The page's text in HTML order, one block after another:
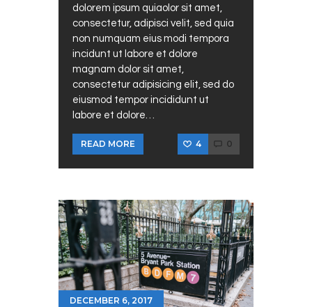
dolorem ipsum quiaolor sit amet,
consectetur, adipisci velit, sed quia
non numquam eius modi tempora
incidunt ut labore et dolore
magnam dolor sit amet,
consectetur adipisicing elit, sed do
eiusmod tempor incididunt ut
labore et dolore…
READ MORE 4 0
DECEMBER 6, 2017